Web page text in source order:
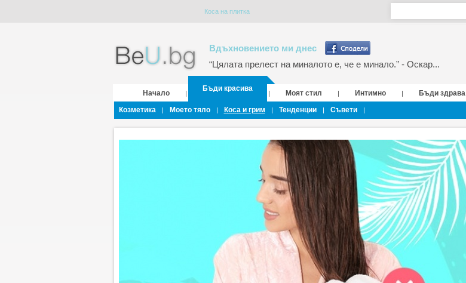
Коса на плитка
Вдъхновението ми днес
“Цялата прелест на миналото е, че е минало.” - Оскар...
Начало |
Бъди красива
| Моят стил | Интимно | Бъди здрава
Козметика
| Моето тяло | Коса и грим | Тенденции | Съвети |